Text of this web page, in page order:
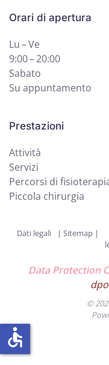
Orari di apertura
Lu – Ve
9:00 – 20:00
Sabato
Su appuntamento
Prestazioni
Attività
Servizi
Percorsi di
Piccola chirurgia
Dati legali | Sitemap |
Data Protection
©
accessible